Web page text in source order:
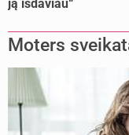
ją išdaviau“
Moters